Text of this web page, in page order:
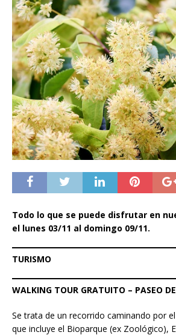
Todo lo que se puede disfrutar en
el lunes 03/11 al domingo 09/11.
TURISMO
WALKING TOUR GRATUITO – PASEO
Se trata de un recorrido caminando por
que incluye el Bioparque (ex Zoológico),